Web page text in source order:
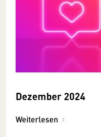
Dezember 2024
Weiterlesen